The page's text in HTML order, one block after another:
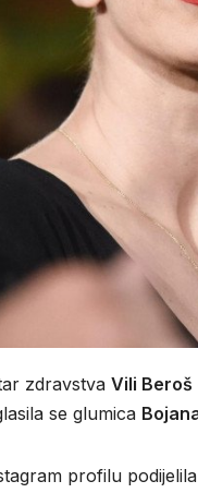
zdravstva Vili Beroš
se glumica
profilu